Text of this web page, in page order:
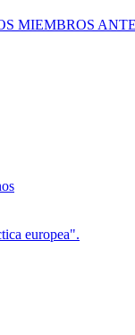
MIEMBROS
europea".